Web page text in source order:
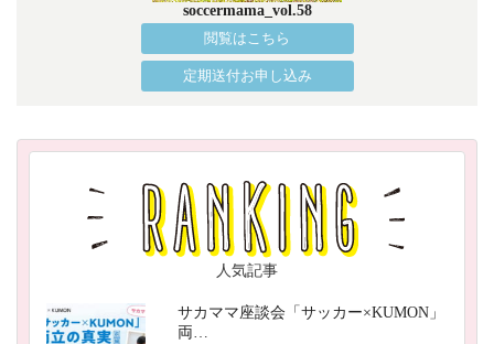
soccermama_vol.58
閲覧はこちら
定期送付お申し込み
人気記事
サカママ座談会「サッカー×KUMON」
両…